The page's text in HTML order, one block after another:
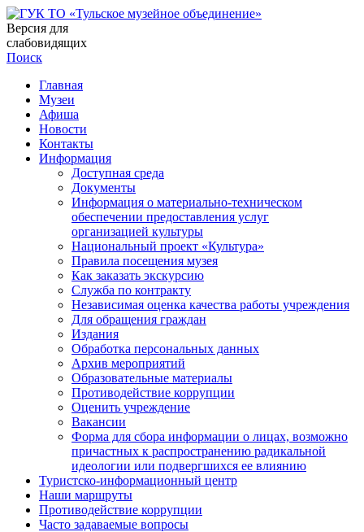
Версия для
слабовидящих
Поиск
Главная
Музеи
Афиша
Новости
Контакты
Информация
Доступная среда
Документы
Информация о материально-техническом
обеспечении предоставления услуг
организацией культуры
Национальный проект «Культура»
Правила посещения музея
Как заказать экскурсию
Служба по контракту
Независимая оценка качества работы учреждения
Для обращения граждан
Издания
Обработка персональных данных
Архив мероприятий
Образовательные материалы
Противодействие коррупции
Оценить учреждение
Вакансии
Форма для сбора информации о лицах, возможно
причастных к распространению радикальной
идеологии или подвергшихся ее влиянию
Туристско-информационный центр
Наши маршруты
Противодействие коррупции
Часто задаваемые вопросы